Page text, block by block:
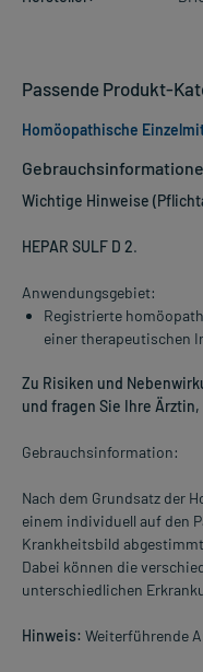
Wichtige Hinweise
HEPAR SULF D 2.
Anwendungsgebiet:
Registrierte
einer therapeutischen
Zu Risiken und
und fragen Sie Ihre
Gebrauchsinformation:
Nach dem Grundsatz der
einem individuell auf den
Krankheitsbild
Dabei können die
unterschiedlichen
Hinweis: Weiterführende
Passende Produkt-
Homöopathische